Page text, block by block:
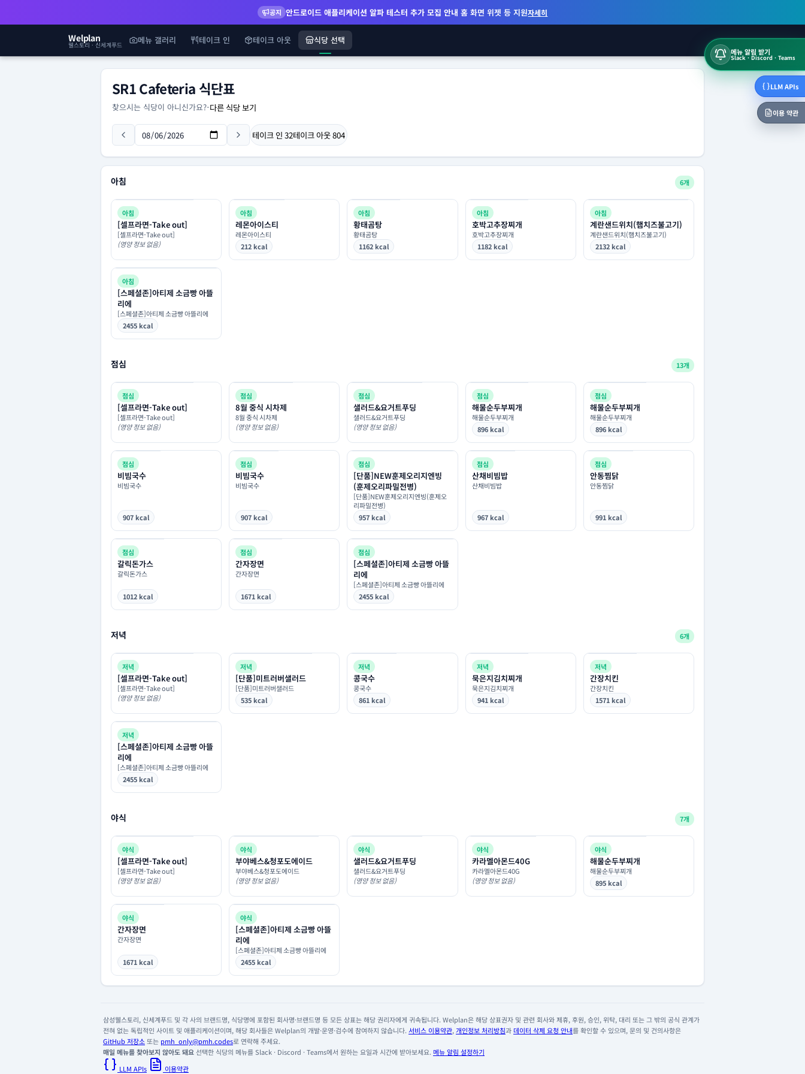
공지 안드로이드 애플리케이션 알파 테스터 추가 모집 안내 홈 화면 위젯 등 지원자세히
Welplan
웰스토리 · 신세계푸드 메뉴 갤러리 테이크 인 테이크 아웃 식당 선택
메뉴 알림 받기
Slack · Discord · Teams
LLM APIs
이용 약관
SR1 Cafeteria 식단표
찾으시는 식당이 아니신가요?-다른 식당 보기
테이크 인 32테이크 아웃804
아침 6개
아침
[셀프라면-Take out]
[셀프라면-Take out]
(영양 정보 없음)
아침
레몬아이스티
레몬아이스티
212 kcal
아침
황태곰탕
황태곰탕
1162 kcal
아침
호박고추장찌개
호박고추장찌개
1182 kcal
아침
계란샌드위치(햄치즈불고기)
계란샌드위치(햄치즈불고기)
2132 kcal
아침
[스페셜존]아티제 소금빵 아뜰
리에
[스페셜존]아티제 소금빵 아뜰리에
2455 kcal
점심 13개
점심
[셀프라면-Take out]
[셀프라면-Take out]
(영양 정보 없음)
점심
8월 중식 시차제
8월 중식 시차제
(영양 정보 없음)
점심
샐러드&요거트푸딩
샐러드&요거트푸딩
(영양 정보 없음)
점심
해물순두부찌개
해물순두부찌개
896 kcal
점심
해물순두부찌개
해물순두부찌개
896 kcal
점심
비빔국수
비빔국수
907 kcal
점심
비빔국수
비빔국수
907 kcal
점심
[단품]NEW훈제오리지엔빙
(훈제오리파밀전병)
[단품]NEW훈제오리지엔빙(훈제오
리파밀전병)
957 kcal
점심
산채비빔밥
산채비빔밥
967 kcal
점심
안동찜닭
안동찜닭
991 kcal
점심
갈릭돈가스
갈릭돈가스
1012 kcal
점심
간자장면
간자장면
1671 kcal
점심
[스페셜존]아티제 소금빵 아뜰
리에
[스페셜존]아티제 소금빵 아뜰리에
2455 kcal
저녁 6개
저녁
[셀프라면-Take out]
[셀프라면-Take out]
(영양 정보 없음)
저녁
[단품]미트러버샐러드
[단품]미트러버샐러드
535 kcal
저녁
콩국수
콩국수
861 kcal
저녁
묵은지김치찌개
묵은지김치찌개
941 kcal
저녁
간장치킨
간장치킨
1571 kcal
저녁
[스페셜존]아티제 소금빵 아뜰
리에
[스페셜존]아티제 소금빵 아뜰리에
2455 kcal
야식 7개
야식
[셀프라면-Take out]
[셀프라면-Take out]
(영양 정보 없음)
야식
부야베스&청포도에이드
부야베스&청포도에이드
(영양 정보 없음)
야식
샐러드&요거트푸딩
샐러드&요거트푸딩
(영양 정보 없음)
야식
카라멜아몬드40G
카라멜아몬드40G
(영양 정보 없음)
야식
해물순두부찌개
해물순두부찌개
895 kcal
야식
간자장면
간자장면
1671 kcal
야식
[스페셜존]아티제 소금빵 아뜰
리에
[스페셜존]아티제 소금빵 아뜰리에
2455 kcal
삼성웰스토리, 신세계푸드 및 각 사의 브랜드명, 식당명에 포함된 회사명·브랜드명 등 모든 상표는 해당 권리자에게 귀속됩니다. Welplan은 해당 상표권자 및 관련 회사와 제휴, 후원, 승인, 위탁, 대리 또는 그 밖의 공식 관계가
전혀 없는 독립적인 사이트 및 애플리케이션이며, 해당 회사들은 Welplan의 개발·운영·검수에 참여하지 않습니다. 서비스 이용약관, 개인정보 처리방침과데이터 삭제 요청 안내를 확인할 수 있으며, 문의 및 건의사항은
GitHub 저장소 또는 pmh_only@pmh.codes로 연락해 주세요.
매일 메뉴를 찾아보지 않아도 돼요선택한 식당의 메뉴를 Slack · Discord · Teams에서 원하는 요일과 시간에 받아보세요. 메뉴 알림 설정하기
LLM APIs
이용약관